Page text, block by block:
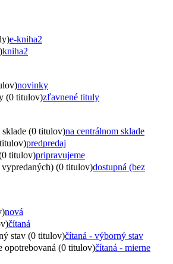
e-kniha2
kniha2
novinky
(0 titulov)zľavnené tituly
sklade (0 titulov)na centrálnom sklade
predpredaj
titulov)pripravujeme
vypredaných) (0 titulov)dostupná (bez
nová
čítaná
stav (0 titulov)čítaná - výborný stav
opotrebovaná (0 titulov)čítaná - mierne